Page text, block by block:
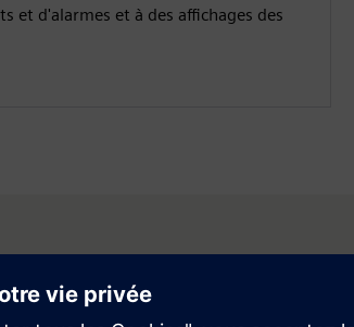
et d'alarmes et à des affichages des